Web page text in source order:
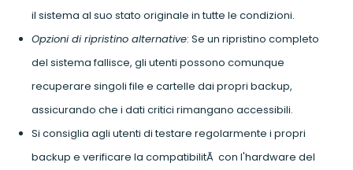
il sistema al suo stato originale in tutte le condizioni.
Opzioni di ripristino alternative: Se un ripristino completo
del sistema fallisce, gli utenti possono comunque
recuperare singoli file e cartelle dai propri backup,
assicurando che i dati critici rimangano accessibili.
Si consiglia agli utenti di testare regolarmente i propri
backup e verificare la compatibilitÃ con l'hardware del